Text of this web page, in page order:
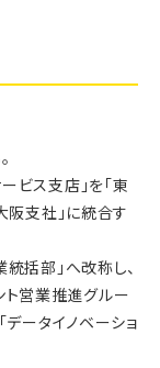
ビス支店」を「東
阪支社」に統合す
括部」へ改称し、
ト営業推進グルー
データイノベーショ